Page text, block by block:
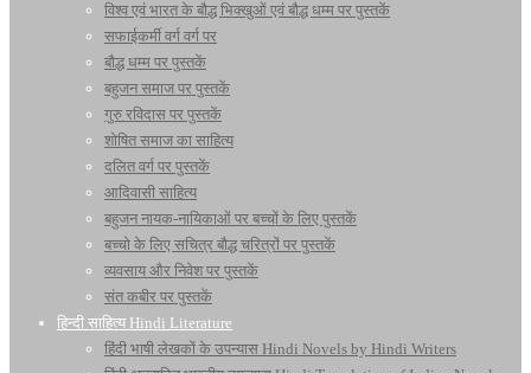
विश्व एवं भारत के बौद्ध भिक्खुओं एवं बौद्ध धम्म पर पुस्तकें
सफाईकर्मी वर्ग वर्ग पर
बौद्ध धम्म पर पुस्तकें
बहुजन समाज पर पुस्तकें
गुरु रविदास पर पुस्तकें
शोषित समाज का साहित्य
दलित वर्ग पर पुस्तकें
आदिवासी साहित्य
बहुजन नायक-नायिकाओं पर बच्चों के लिए पुस्तकें
बच्चो के लिए सचित्र बौद्ध चरित्रों पर पुस्तकें
व्यवसाय और निवेश पर पुस्तकें
संत कबीर पर पुस्तकें
हिन्दी साहित्य Hindi Literature
हिंदी भाषी लेखकों के उपन्यास Hindi Novels by Hindi Writers